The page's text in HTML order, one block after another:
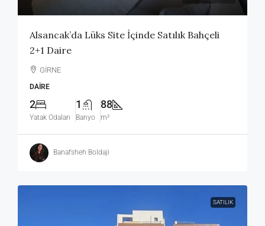
Alsancak’da Lüks Site İçinde Satılık Bahçeli
2+1 Daire
GİRNE
DAIRE
2
Yatak Odaları
1
Banyo
88
m²
Banafsheh Boldaji
SATILIK